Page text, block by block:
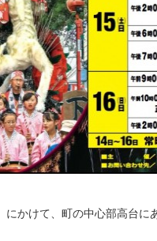
かけて、町の中心部高台に